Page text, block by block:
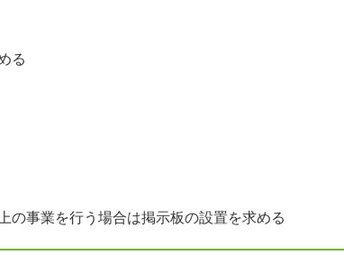
る
事業を行う場合は掲示板の設置を求める